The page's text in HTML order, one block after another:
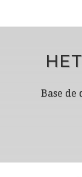
Base de